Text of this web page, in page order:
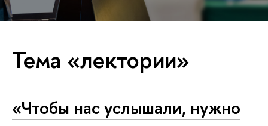
Тема «лектории»
«Чтобы нас услышали, нужно